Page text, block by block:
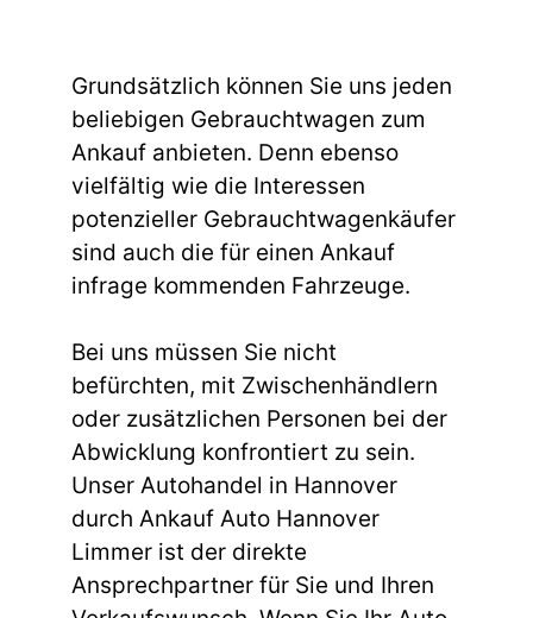
Grundsätzlich können Sie uns jeden
beliebigen Gebrauchtwagen zum
Ankauf anbieten. Denn ebenso
vielfältig wie die Interessen
potenzieller Gebrauchtwagenkäufer
sind auch die für einen Ankauf
infrage kommenden Fahrzeuge.
Bei uns müssen Sie nicht
befürchten, mit Zwischenhändlern
oder zusätzlichen Personen bei der
Abwicklung konfrontiert zu sein.
Unser Autohandel in Hannover
durch Ankauf Auto Hannover
Limmer ist der direkte
Ansprechpartner für Sie und Ihren